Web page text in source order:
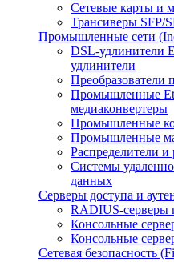
Сетевые карты и
Трансиверы SFP/
Промышленные сети
DSL-удлинители
удлинители
Преобразователи
Промышленные
медиаконвертеры
Промышленные
Промышленные
Распределители и
Системы
данных
Серверы доступа и
RADIUS-серверы
Консольные
Консольные
Сетевая безопасность